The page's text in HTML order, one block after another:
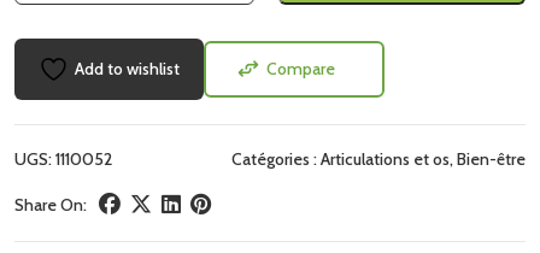
Add to wishlist Compare
UGS:1110052 Catégories :Articulations et os, Bien-être
Share On: